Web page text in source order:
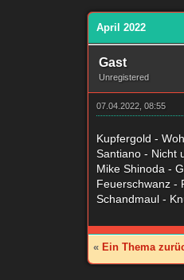
April 2022
Gast
Unregistered
07.04.2022, 08:55
Kupfergold -
Santiano - Nicht
Mike Shinoda -
Feuerschwanz -
Schandmaul -
« Ein Thema